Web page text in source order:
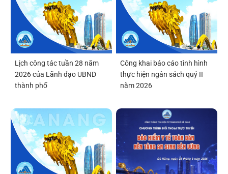
Lịch công tác tuần 28 năm
2026 của Lãnh đạo UBND
thành phố
Công khai báo cáo tình hình
thực hiện ngân sách quý II
năm 2026